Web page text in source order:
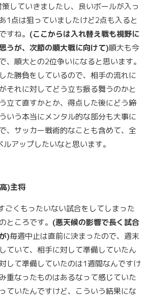
していきましたし、良いボールが入っ
1点は狙っていましたけど2点も入ると
すね。 (ここからは入れ替え戦も視野に
うが、次節の順大戦に向けて)順大も今
、順大との2位争いになると思います。
た勝負をしているので、相手の流れに
それに対してどう立ち振る舞うのかと
立て直すかとか、得点した後にどう締
いう本当にメンタル的な部分も大事に
、サッカー戦術的なことも含めて、全
アップしたいなと思います。
)主将
ごくもったいない試合をしてしまった
ところです。 (悪天候の影響で長く試合
)毎週中止は直前に決まったので、週末
ていて、相手に対して準備していたん
して準備していたのは1週間なんですけ
重なったものはあるなって感じていた
ていたんですけど、こういう結果にな